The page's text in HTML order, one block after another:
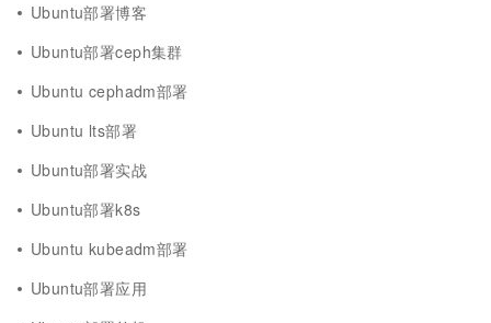
Ubuntu部署博客
Ubuntu部署ceph集群
Ubuntu cephadm部署
Ubuntu lts部署
Ubuntu部署实战
Ubuntu部署k8s
Ubuntu kubeadm部署
Ubuntu部署应用